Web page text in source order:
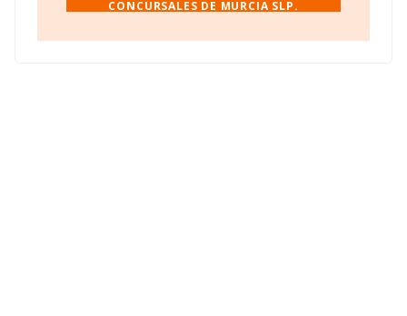
empresas pertenecientes al sector, la facturación en el
se calcula un promedio de facturación de 224 mil euros
CONCURSALES DE MURCIA SLP.